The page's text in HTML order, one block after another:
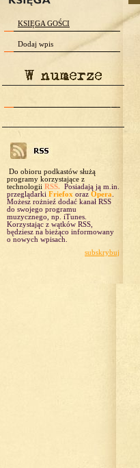
KSIĘGA GOŚCI
Dodaj wpis
Do obioru podkastów służą
programy korzystające z
technologii RSS.
Posiadają ją m.in.
przeglądarki Friefox oraz Opera
Możesz rożnieź dodać kanał RSS
do swojego programu
muzycznego, np. iTunes.
Korzystając z wątków RSS,
będziesz na bieżąco informowany
o nowych wpisach.
subskrybuj